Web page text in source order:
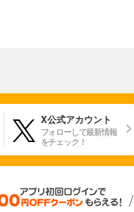
X公式アカウント
フォローして最新情報
をチェック！